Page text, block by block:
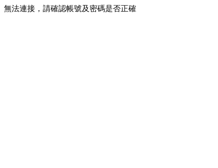
無法連接，請確認帳號及密碼是否正確